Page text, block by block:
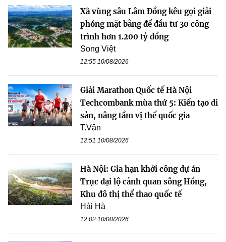
Xã vùng sâu Lâm Đồng kêu gọi giải
phóng mặt bằng để đầu tư 30 công
trình hơn 1.200 tỷ đồng
Song Việt
12:55 10/08/2026
Giải Marathon Quốc tế Hà Nội
Techcombank mùa thứ 5: Kiến tạo di
sản, nâng tầm vị thế quốc gia
T.Vân
12:51 10/08/2026
Hà Nội: Gia hạn khởi công dự án
Trục đại lộ cảnh quan sông Hồng,
Khu đô thị thể thao quốc tế
Hải Hà
12:02 10/08/2026